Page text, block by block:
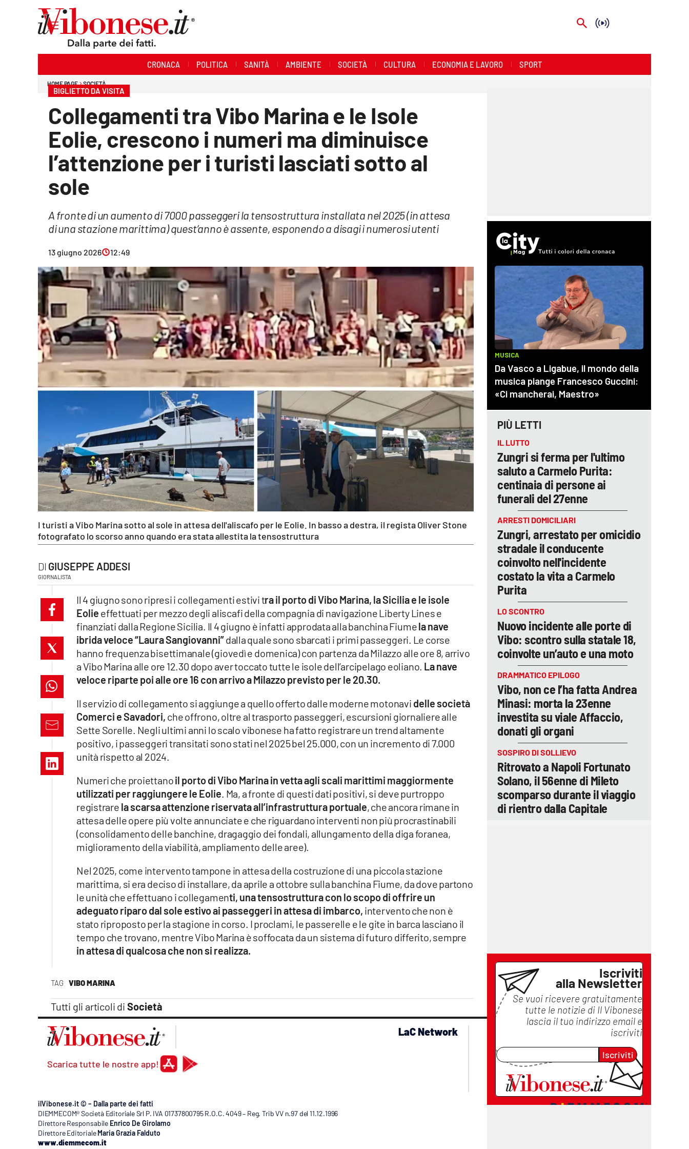
Economia e Lavoro
Streaming
Lac Network
cosenzachannel.it
ilvibonese.it
catanzarochannel.it
Vai
CRONACA POLITICA SANITÀ AMBIENTE SOCIETÀ CULTURA ECONOMIA E LAVORO SPORT
HOME PAGE SOCIETÀ
BIGLIETTO DA VISITA
Collegamenti tra Vibo Marina e le Isole
Eolie, crescono i numeri ma diminuisce
l’attenzione per i turisti lasciati sotto al
sole
I turisti a Vibo Marina sotto al sole in attesa dell'aliscafo per le Eolie. In basso a destra, il regista Oliver Stone
fotografato lo scorso anno quando era stata allestita la tensostruttura
A fronte di un aumento di 7000 passeggeri la tensostruttura installata nel 2025 (in attesa
di una stazione marittima) quest’anno è assente, esponendo a disagi i numerosi utenti
13 giugno 2026 12:49
GIUSEPPE ADDESI
GIORNALISTA
TAG VIBO MARINA
Tutti gli articoli di Società
Il 4 giugno sono ripresi i collegamenti estivi tra il porto di Vibo Marina, la Sicilia e le isole
Eolie effettuati per mezzo degli aliscafi della compagnia di navigazione Liberty Lines e
finanziati dalla Regione Sicilia. Il 4 giugno è infatti approdata alla banchina Fiumela nave
ibrida veloce “Laura Sangiovanni”dalla quale sono sbarcati i primi passeggeri. Le corse
hanno frequenza bisettimanale (giovedì e domenica) con partenza da Milazzo alle ore 8, arrivo
a Vibo Marina alle ore 12.30 dopo aver toccato tutte le isole dell’arcipelago eoliano. La nave
veloce riparte poi alle ore 16 con arrivo a Milazzo previsto per le 20.30.
Il servizio di collegamento si aggiunge a quello offerto dalle moderne motonavi delle società
Comerci e Savadori, che offrono, oltre al trasporto passeggeri, escursioni giornaliere alle
Sette Sorelle. Negli ultimi anni lo scalo vibonese ha fatto registrare un trend altamente
positivo, i passeggeri transitati sono stati nel 2025 bel 25.000, con un incremento di 7.000
unità rispetto al 2024.
Numeri che proiettanoil porto di Vibo Marina in vetta agli scali marittimi maggiormente
utilizzati per raggiungere le Eolie. Ma, a fronte di questi dati positivi, si deve purtroppo
registrare la scarsa attenzione riservata all’infrastruttura portuale, che ancora rimane in
attesa delle opere più volte annunciate e che riguardano interventi non più procrastinabili
(consolidamento delle banchine, dragaggio dei fondali, allungamento della diga foranea,
miglioramento della viabilità, ampliamento delle aree).
Nel 2025, come intervento tampone in attesa della costruzione di una piccola stazione
marittima, si era deciso di installare, da aprile a ottobre sulla banchina Fiume, da dove partono
le unità che effettuano i collegamenti, una tensostruttura con lo scopo di offrire un
adeguato riparo dal sole estivo ai passeggeri in attesa di imbarco, intervento che non è
stato riproposto per la stagione in corso. I proclami, le passerelle e le gite in barca lasciano il
tempo che trovano, mentre Vibo Marina è soffocata da un sistema di futuro differito, sempre
in attesa di qualcosa che non si realizza.
PIÙ LETTI
IL LUTTO
Zungri si ferma per l'ultimo
saluto a Carmelo Purita:
centinaia di persone ai
funerali del 27enne
ARRESTI DOMICILIARI
Zungri, arrestato per omicidio
stradale il conducente
coinvolto nell'incidente
costato la vita a Carmelo
Purita
LO SCONTRO
Nuovo incidente alle porte di
Vibo: scontro sulla statale 18,
coinvolte un’auto e una moto
DRAMMATICO EPILOGO
Vibo, non ce l’ha fatta Andrea
Minasi: morta la 23enne
investita su viale Affaccio,
donati gli organi
SOSPIRO DI SOLLIEVO
Ritrovato a Napoli Fortunato
Solano, il 56enne di Mileto
scomparso durante il viaggio
di rientro dalla Capitale
Iscriviti
alla Newsletter
Se vuoi ricevere gratuitamente
tutte le notizie di Il Vibonese
lascia il tuo indirizzo email e
iscriviti
Iscriviti
Scarica tutte le nostre app!
LaC Network
laconair.it
ilreggino.it
cosenzachannel.it
catanzarochannel.it
ilVibonese.it © – Dalla parte dei fatti
DIEMMECOM® Società Editoriale Srl P. IVA 01737800795 R.O.C. 4049 – Reg. Trib VV n.97 del 11.12.1996
Direttore Responsabile Enrico De Girolamo
Direttore Editoriale Maria Grazia Falduto
www.diemmecom.it